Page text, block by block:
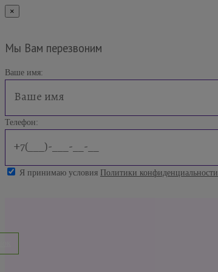
×
Мы Вам перезвоним
Ваше имя:
Телефон:
Я принимаю условия Политики конфиденциальности